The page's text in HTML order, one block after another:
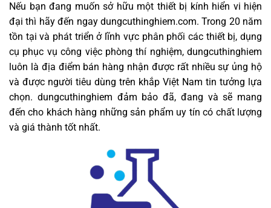
Nếu bạn đang muốn sở hữu một thiết bị kính hiển vi hiện
đại thì hãy đến ngay dungcuthinghiem.com. Trong 20 năm
tồn tại và phát triển ở lĩnh vực phân phối các thiết bị, dụng
cụ phục vụ công việc phòng thí nghiệm, dungcuthinghiem
luôn là địa điểm bán hàng nhận được rất nhiều sự ủng hộ
và được người tiêu dùng trên khắp Việt Nam tin tưởng lựa
chọn. dungcuthinghiem đảm bảo đã, đang và sẽ mang
đến cho khách hàng những sản phẩm uy tín có chất lượng
và giá thành tốt nhất.